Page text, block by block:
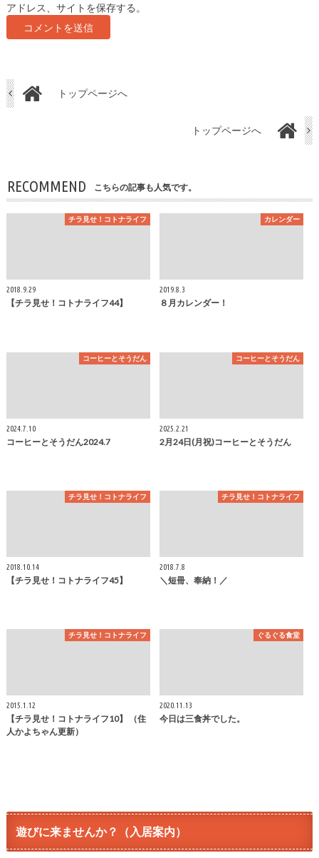
アドレス、サイトを保存する。
トップページへ
トップページへ
RECOMMEND こちらの記事も人気です。
チラ見せ！コトナライフ
2018.9.29
【チラ見せ！コトナライフ44】
カレンダー
2019.8.3
８月カレンダー！
コーヒーとそうだん
2024.7.10
コーヒーとそうだん2024.7
コーヒーとそうだん
2025.2.21
2月24日(月祝)コーヒーとそうだん
チラ見せ！コトナライフ
2018.10.14
【チラ見せ！コトナライフ45】
チラ見せ！コトナライフ
2018.7.8
＼短冊、奉納！／
チラ見せ！コトナライフ
2015.1.12
【チラ見せ！コトナライフ10】 （住
人かよちゃん更新）
ぐるぐる食堂
2020.11.13
今日は三食丼でした。
遊びに来ませんか？（入居案内）